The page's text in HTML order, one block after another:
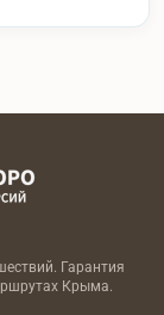
Гарантия
Крыма.